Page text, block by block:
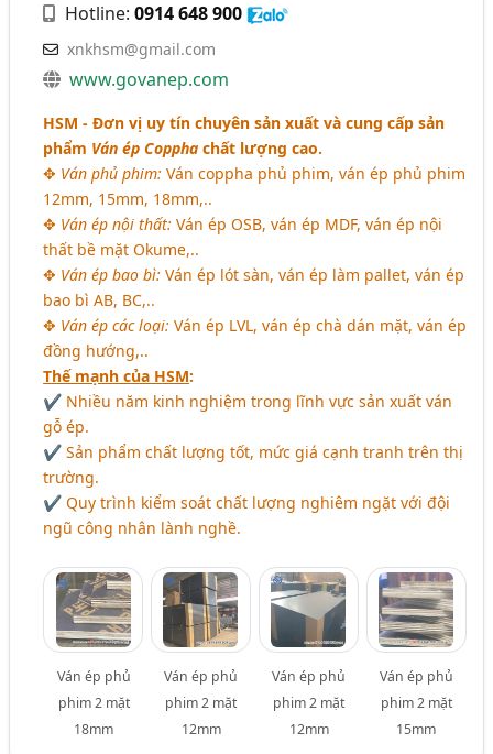
Hotline:0914 648 900
xnkhsm@gmail.com
www.govanep.com
HSM - Đơn vị uy tín chuyên sản xuất và cung cấp sản
phẩm Ván ép Coppha chất lượng cao.
✥ Ván phủ phim: Ván coppha phủ phim, ván ép phủ phim
12mm, 15mm, 18mm,..
✥ Ván ép nội thất: Ván ép OSB, ván ép MDF, ván ép nội
thất bề mặt Okume,..
✥ Ván ép bao bì: Ván ép lót sàn, ván ép làm pallet, ván ép
bao bì AB, BC,..
✥ Ván ép các loại: Ván ép LVL, ván ép chà dán mặt, ván ép
đồng hướng,..
Thế mạnh của HSM:
✔ Nhiều năm kinh nghiệm trong lĩnh vực sản xuất ván
gỗ ép.
✔ Sản phẩm chất lượng tốt, mức giá cạnh tranh trên thị
trường.
✔ Quy trình kiểm soát chất lượng nghiêm ngặt với đội
ngũ công nhân lành nghề.
Ván ép phủ
phim 2 mặt
18mm
Ván ép phủ
phim 2 mặt
12mm
Ván ép phủ
phim 2 mặt
12mm
Ván ép phủ
phim 2 mặt
15mm